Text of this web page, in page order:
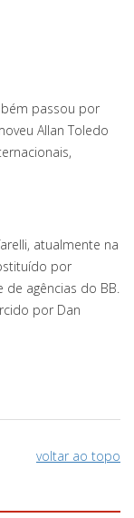
passou por
Allan Toledo
atualmente na
por
de agências do BB.
por Dan
voltar ao topo